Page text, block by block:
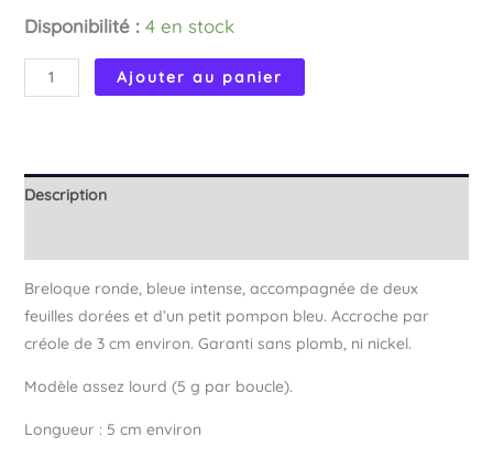
Disponibilité : 4 en stock
quantité
de
Ajouter au panier
Description
Breloque ronde, bleue intense, accompagnée de deux
feuilles dorées et d’un petit pompon bleu. Accroche par
créole de 3 cm environ. Garanti sans plomb, ni nickel.
Modèle assez lourd (5 g par boucle).
Longueur : 5 cm environ